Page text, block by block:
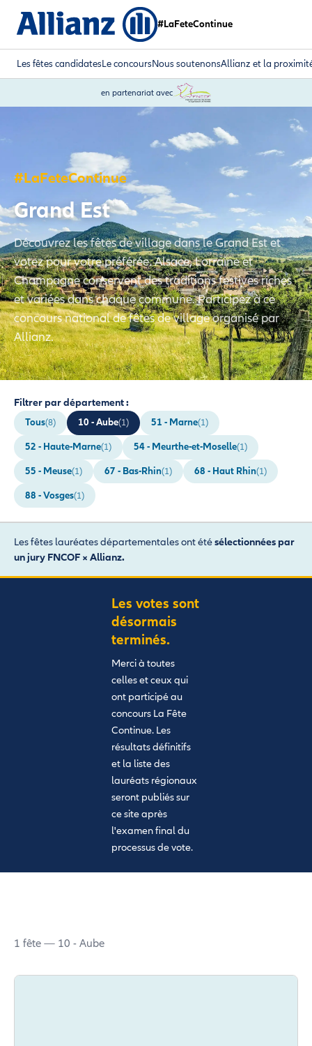
#LaFeteContinue
Les fêtes candidatesLe concoursNous soutenonsAllianz et la
en partenariat avec
#LaFeteContinue
Grand Est
Découvrez les fêtes de village dans le Grand Est et
votez pour votre préférée. Alsace, Lorraine et
Champagne conservent des traditions festives riches
et variées dans chaque commune. Participez à ce
concours national de fêtes de village organisé par
Allianz.
Filtrer par département :
Tous(8) 10 - Aube(1) 51 - Marne(1)
52 - Haute-Marne(1) 54 - Meurthe-et-Moselle(1)
55 - Meuse(1) 67 - Bas-Rhin(1) 68 - Haut Rhin(1)
88 - Vosges(1)
Les fêtes lauréates départementales ont étésélectionnées par
un jury FNCOF × Allianz.
Les votes sont
désormais
terminés.
Merci à toutes
celles et ceux qui
ont participé au
concours La Fête
Continue. Les
résultats définitifs
et la liste des
lauréats régionaux
seront publiés sur
ce site après
l'examen final du
processus de vote.
1 fête — 10 - Aube